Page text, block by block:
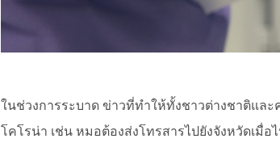
ในช่วงการระบาด ข่าวที่ทำให้ทั้งชาวต่างชาติแล
โคโรน่า เช่น หมอต้องส่งโทรสารไปยังจังหวัดเมื่